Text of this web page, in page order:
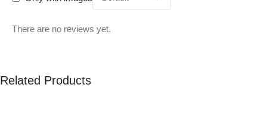
There are no reviews yet.
Related Products